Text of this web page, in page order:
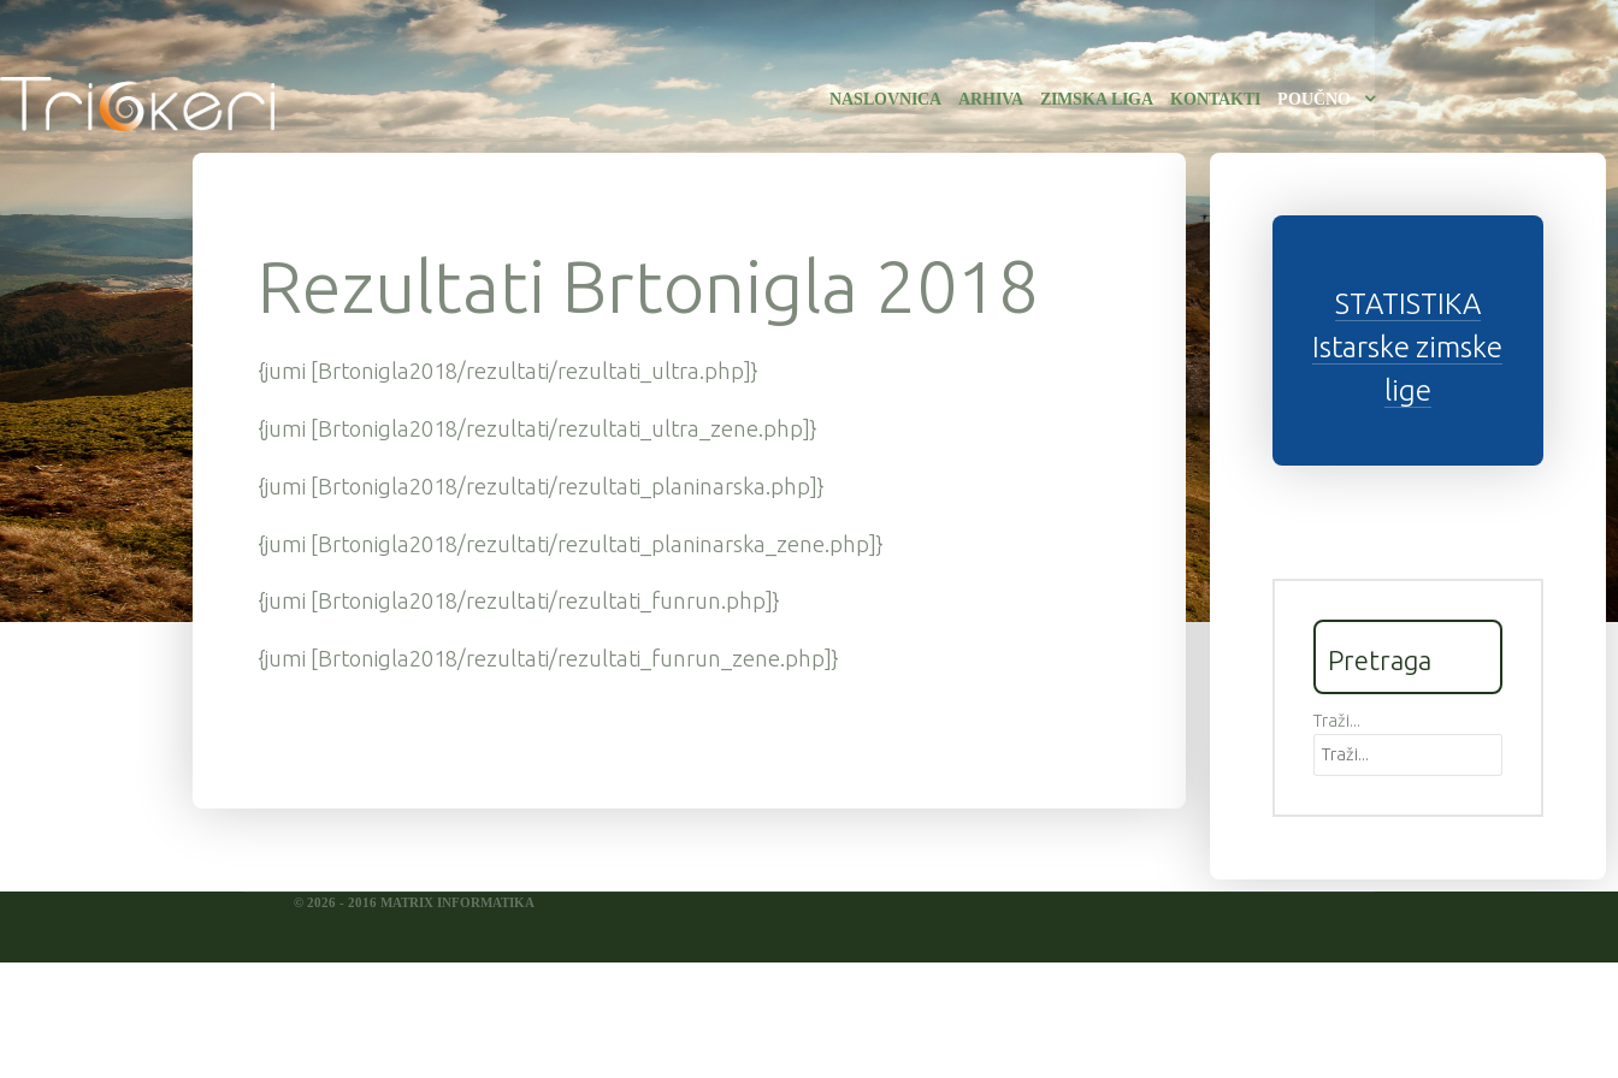
NASLOVNICA ARHIVA ZIMSKA LIGA KONTAKTI POUČNO
Rezultati Brtonigla 2018
{jumi [Brtonigla2018/rezultati/rezultati_ultra.php]}
{jumi [Brtonigla2018/rezultati/rezultati_ultra_zene.php]}
{jumi [Brtonigla2018/rezultati/rezultati_planinarska.php]}
{jumi [Brtonigla2018/rezultati/rezultati_planinarska_zene.php]}
{jumi [Brtonigla2018/rezultati/rezultati_funrun.php]}
{jumi [Brtonigla2018/rezultati/rezultati_funrun_zene.php]}
STATISTIKA
Istarske zimske
lige
Pretraga
Traži...
© 2026 - 2016 MATRIX INFORMATIKA